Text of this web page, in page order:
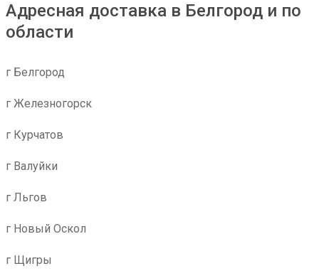
Адресная доставка в Белгород и по
области
г Белгород
г Железногорск
г Курчатов
г Валуйки
г Льгов
г Новый Оскол
г Щигры